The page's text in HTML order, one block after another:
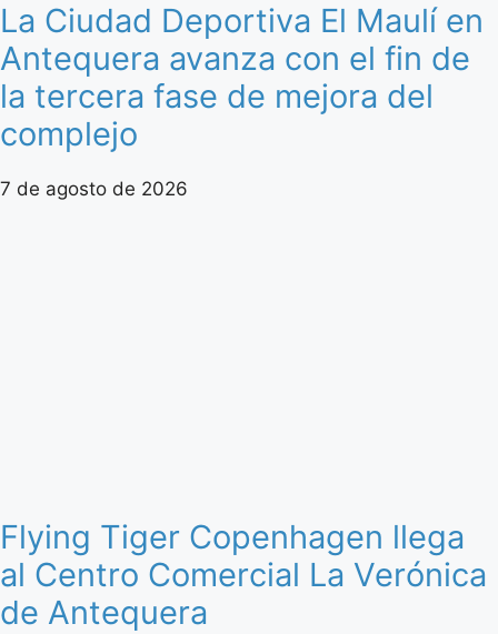
La Ciudad Deportiva El Maulí en
Antequera avanza con el fin de
la tercera fase de mejora del
complejo
7 de agosto de 2026
Flying Tiger Copenhagen llega
al Centro Comercial La Verónica
de Antequera